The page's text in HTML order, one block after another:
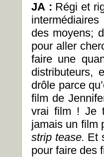
JA : Régi et
intermédiaires
des moyens;
pour aller
faire une
distributeurs,
drôle parce
film de
vrai film ! Je
jamais un film
strip tease. Et
pour faire des